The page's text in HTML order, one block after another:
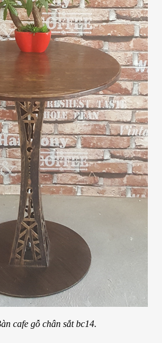
cafe gỗ chân sắt bc14.